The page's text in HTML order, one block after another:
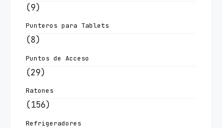
(9)
Punteros para Tablets
(8)
Puntos de Acceso
(29)
Ratones
(156)
Refrigeradores